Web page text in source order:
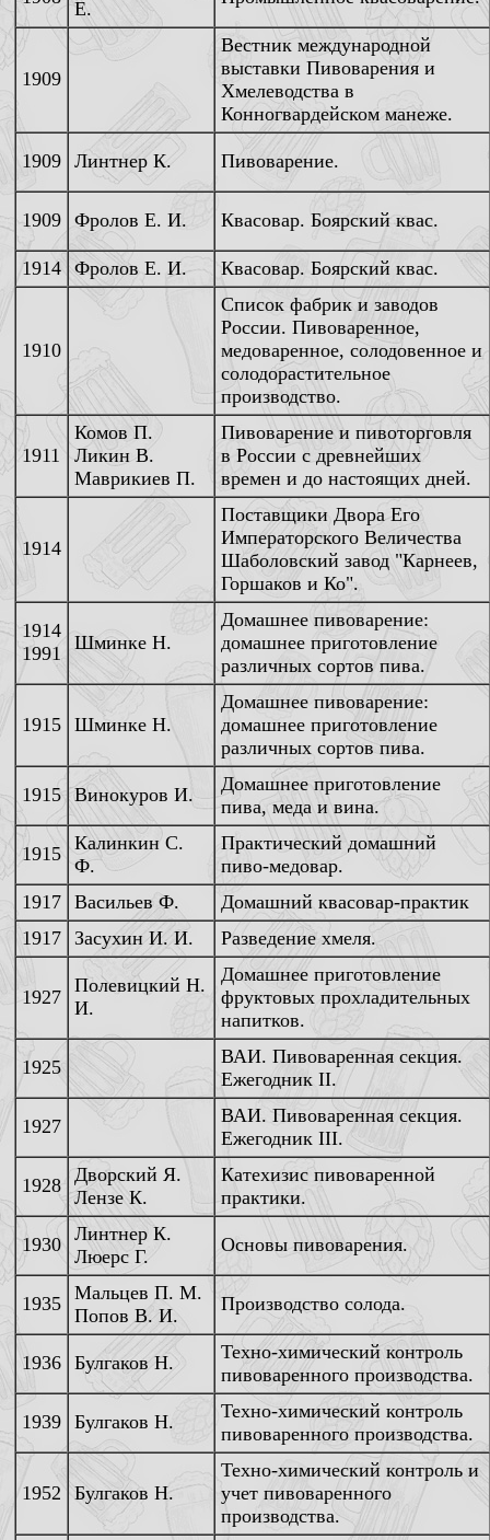
Е.
1909
Вестник международной
выставки Пивоварения и
Хмелеводства в
Конногвардейском манеже.
1909 Линтнер К. Пивоварение.
1909 Фролов Е. И. Квасовар. Боярский квас.
1914 Фролов Е. И. Квасовар. Боярский квас.
1910
Список фабрик и заводов
России. Пивоваренное,
медоваренное, солодовенное и
солодорастительное
производство.
1911
Комов П.
Ликин В.
Маврикиев П.
Пивоварение и пивоторговля
в России с древнейших
времен и до настоящих дней.
1914
Поставщики Двора Его
Императорского Величества
Шаболовский завод "Карнеев,
Горшаков и Ко".
1914
1991
Шминке Н.
Домашнее пивоварение:
домашнее приготовление
различных сортов пива.
1915 Шминке Н.
Домашнее пивоварение:
домашнее приготовление
различных сортов пива.
1915 Винокуров И.
Домашнее приготовление
пива, меда и вина.
1915 Калинкин С.
Ф.
Практический домашний
пиво-медовар.
1917 Васильев Ф.
Домашний квасовар-практик
1917 Засухин И. И. Разведение хмеля.
1927
Полевицкий Н.
И.
Домашнее приготовление
фруктовых прохладительных
напитков.
1925
ВАИ. Пивоваренная секция.
Ежегодник II.
1927
ВАИ. Пивоваренная секция.
Ежегодник III.
1928 Дворский Я.
Лензе К.
Катехизис пивоваренной
практики.
1930 Линтнер К.
Люерс Г.
Основы пивоварения.
1935 Мальцев П. М.
Попов В. И.
Производство солода.
1936 Булгаков Н.
Техно-химический контроль
пивоваренного производства.
1939 Булгаков Н.
Техно-химический контроль
пивоваренного производства.
1952 Булгаков Н.
Техно-химический контроль и
учет пивоваренного
производства.